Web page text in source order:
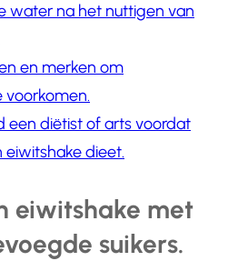
water na het nuttigen van
en merken om
een diëtist of arts voordat
dieet.
eiwitshake met
suikers.